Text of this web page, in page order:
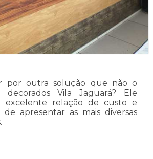
por outra solução que não o
Vila Jaguará? Ele
excelente relação de custo e
apresentar as mais diversas